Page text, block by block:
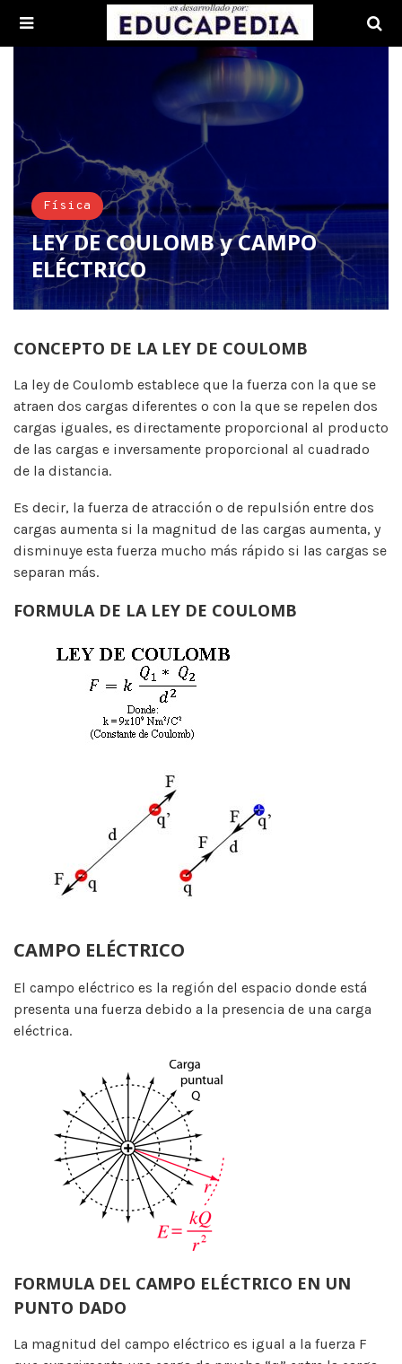
Física
LEY DE COULOMB y CAMPO
ELÉCTRICO
CONCEPTO DE LA LEY DE COULOMB
La ley de Coulomb establece que la fuerza con la que se
atraen dos cargas diferentes o con la que se repelen dos
cargas iguales, es directamente proporcional al producto
de las cargas e inversamente proporcional al cuadrado
de la distancia.
Es decir, la fuerza de atracción o de repulsión entre dos
cargas aumenta si la magnitud de las cargas aumenta, y
disminuye esta fuerza mucho más rápido si las cargas se
separan más.
FORMULA DE LA LEY DE COULOMB
CAMPO ELÉCTRICO
El campo eléctrico es la región del espacio donde está
presenta una fuerza debido a la presencia de una carga
eléctrica.
FORMULA DEL CAMPO ELÉCTRICO EN UN
PUNTO DADO
La magnitud del campo eléctrico es igual a la fuerza F